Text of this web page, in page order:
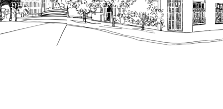
הנוסח המחייב הוא זה הקבוע בהוראות הדין הרלוונטיות
כפי שתהיינה בתוקף מעת לעת.